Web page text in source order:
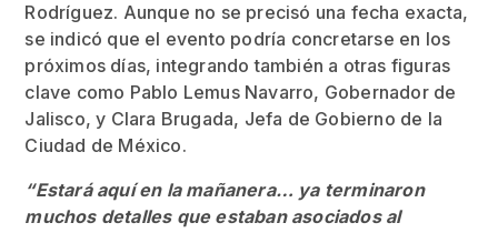
Rodríguez. Aunque no se precisó una fecha exacta,
se indicó que el evento podría concretarse en los
próximos días, integrando también a otras figuras
clave como Pablo Lemus Navarro, Gobernador de
Jalisco, y Clara Brugada, Jefa de Gobierno de la
Ciudad de México.
“Estará aquí en la mañanera… ya terminaron
muchos detalles que estaban asociados al